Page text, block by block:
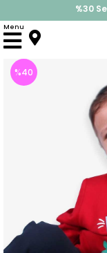
%30
İndirimlere
Menu
Anasayfa
%40